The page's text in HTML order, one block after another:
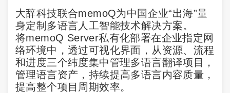
大辞科技联合memoQ为中国企业“出海”量
身定制多语言人工智能技术解决方案。
将memoQ Server私有化部署在企业指定网
络环境中，透过可视化界面，从资源、流程
和进度三个纬度集中管理多语言翻译项目，
管理语言资产，持续提高多语言内容质量，
提高整个项目周期效率。